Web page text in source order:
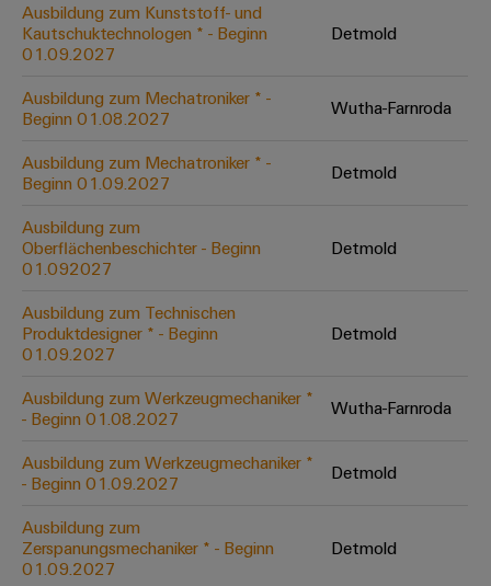
Sicherer
Betrieb
mit
Lösungen
für
Prozessindustrie
Mehr
Ressourceneffizienz
durch
Schaltschrankbau
Lösungen
die
Herausforderungen
Schaltschrankbau
Moderne
und
digitale
Industrial
IoT
Industrial
Security
Industrial
Service
Platform
easyConnect
Regler
Gerätehersteller
Leiterplattensteckverbinder
&
PCB
Industrial
Ethernet
Touch-
Panels
Engineering-
Visualisierungstools
Energiemessung
und
Smart
Metering
Weidmüller
AI
Access
&
Digitale
Bestellmöglichkeiten
eShop
OCI-
EDI-
Schnittstelle
ALLE
SERVICES
finden
Solution
Partner
-
Systemintegratoren
Messen
&
Globale
Messen
&
Events
Stellenbörse
Entwicklung
Karriere auf
neues
Distribution
Ausbildung zum Kunststoff- und
Kautschuktechnologen * - Beginn
01.09.2027
Detmold
Ausbildung zum Mechatroniker * -
Beginn 01.08.2027
Wutha-Farnroda
Ausbildung zum Mechatroniker * -
Beginn 01.09.2027
Detmold
Ausbildung zum
Oberflächenbeschichter - Beginn
01.092027
Detmold
Ausbildung zum Technischen
Produktdesigner * - Beginn
01.09.2027
Detmold
Ausbildung zum Werkzeugmechaniker *
- Beginn 01.08.2027
Wutha-Farnroda
Ausbildung zum Werkzeugmechaniker *
- Beginn 01.09.2027
Detmold
Ausbildung zum
Zerspanungsmechaniker * - Beginn
01.09.2027
Detmold